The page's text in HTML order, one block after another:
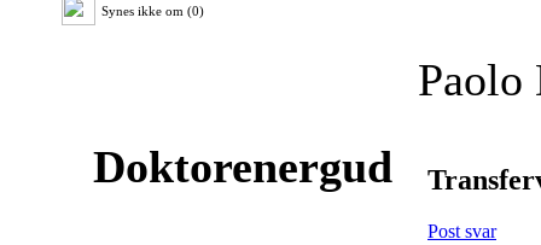
Synes ikke om (0)
Doktorenergud
Post svar